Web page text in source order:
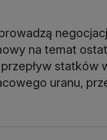
na temat
statków
uranu,